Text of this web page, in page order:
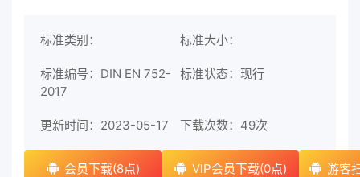
标准类别： 标准大小：
标准编号：DIN EN 752-
2017
标准状态：现行
更新时间：2023-05-17 下载次数： 49次
会员下载(8点) VIP会员下载(0点) 游客